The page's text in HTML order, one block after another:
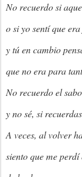
No recuerdo si
o si yo sentí que
y tú en cambio
que no era para
No recuerdo el
y no sé, si
A veces, al volver
siento que me